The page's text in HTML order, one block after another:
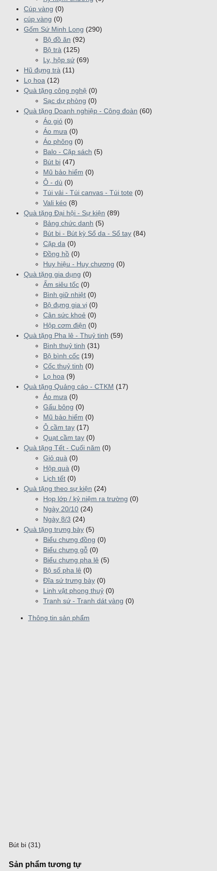
Cúp vàng (0)
cúp vàng (0)
Gốm Sứ Minh Long (290)
Bộ đồ ăn (92)
Bộ trà (125)
Ly, hộp sứ (69)
Hũ đựng trà (11)
Lọ hoa (12)
Quà tặng công nghệ (0)
Sạc dự phòng (0)
Quà tặng Doanh nghiệp - Công đoàn (60)
Áo gió (0)
Áo mưa (0)
Áo phông (0)
Balo - Cặp sách (5)
Bút bi (47)
Mũ bảo hiểm (0)
Ô - dù (0)
Túi vải - Túi canvas - Túi tote (0)
Vali kéo (8)
Quà tặng Đại hội - Sự kiện (89)
Bảng chức danh (5)
Bút bi - Bút kỳ Sổ da - Sổ tay (84)
Cặp da (0)
Đồng hồ (0)
Huy hiệu - Huy chương (0)
Quà tặng gia dụng (0)
Ấm siêu tốc (0)
Bình giữ nhiệt (0)
Bộ đựng gia vị (0)
Cân sức khoẻ (0)
Hộp cơm điện (0)
Quà tặng Pha lê - Thuỷ tinh (59)
Bình thuỷ tinh (31)
Bộ bình cốc (19)
Cốc thuỷ tinh (0)
Lọ hoa (9)
Quà tặng Quảng cáo - CTKM (17)
Áo mưa (0)
Gấu bông (0)
Mũ bảo hiểm (0)
Ô cầm tay (17)
Quạt cầm tay (0)
Quà tặng Tết - Cuối năm (0)
Giỏ quà (0)
Hộp quà (0)
Lịch tết (0)
Quà tặng theo sự kiện (24)
Họp lớp / kỷ niệm ra trường (0)
Ngày 20/10 (24)
Ngày 8/3 (24)
Quà tặng trưng bày (5)
Biểu chưng đồng (0)
Biểu chưng gỗ (0)
Biểu chưng pha lê (5)
Bộ số pha lê (0)
Đĩa sứ trưng bày (0)
Linh vật phong thuỷ (0)
Tranh sứ - Tranh dát vàng (0)
Thông tin sản phẩm
Bút bi (31)
Sản phẩm tương tự